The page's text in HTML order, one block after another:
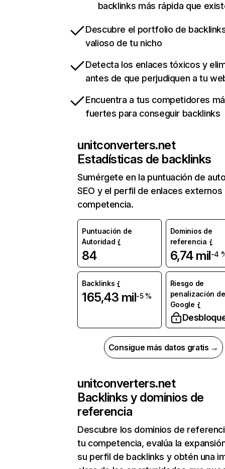
backlinks más rápida que
Descubre el portfolio de
valioso de tu nicho
Detecta los enlaces tóxicos y
antes de que perjudiquen a tu
Encuentra a tus competidores
fuertes para conseguir backlinks
unitconverters.net
Estadísticas de backlinks
Sumérgete en la puntuación de
SEO y el perfil de enlaces externos
competencia.
Puntuación de
Autoridad
84
Dominios de
referencia
6,74 mil-4
Backlinks
165,43 mil-5 %
Riesgo de
penalización de
Google
Consigue más datos gratis →
unitconverters.net
Backlinks y dominios de
referencia
Descubre los dominios de
tu competencia, evalúa la
su perfil de backlinks y obtén una